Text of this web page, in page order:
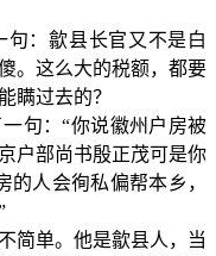
：歙县长官又不是白
。这么大的税额，都要
瞒过去的？
句：“你说徽州户房被
户部尚书殷正茂可是你
人会徇私偏帮本乡，
简单。他是歙县人，当